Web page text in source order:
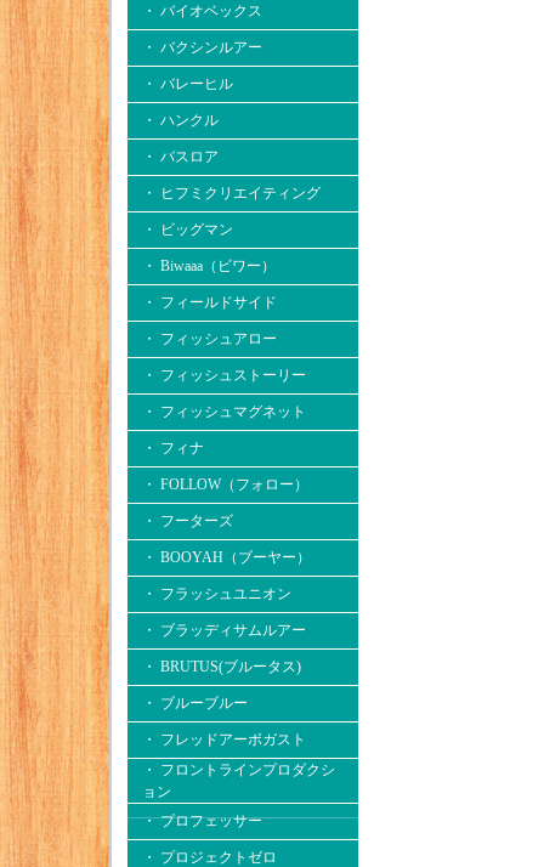
・ バイオベックス
・ バクシンルアー
・ バレーヒル
・ ハンクル
・ バスロア
・ ヒフミクリエイティング
・ ビッグマン
・ Biwaaa（ビワー）
・ フィールドサイド
・ フィッシュアロー
・ フィッシュストーリー
・ フィッシュマグネット
・ フィナ
・ FOLLOW（フォロー）
・ フーターズ
・ BOOYAH（ブーヤー）
・ フラッシュユニオン
・ ブラッディサムルアー
・ BRUTUS(ブルータス)
・ ブルーブルー
・ フレッドアーボガスト
・ フロントラインプロダクシ
ョン
・ プロフェッサー
・ プロジェクトゼロ